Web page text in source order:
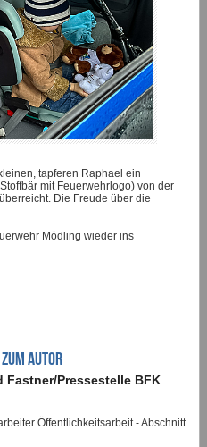
tapferen Raphael ein
mit Feuerwehrlogo) von der
Die Freude über die
Mödling wieder ins
AUTOR
Fastner/Pressestelle BFK
Öffentlichkeitsarbeit - Abschnitt